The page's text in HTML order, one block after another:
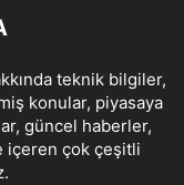
teknik bilgiler,
konular, piyasaya
güncel haberler,
içeren çok çeşitli